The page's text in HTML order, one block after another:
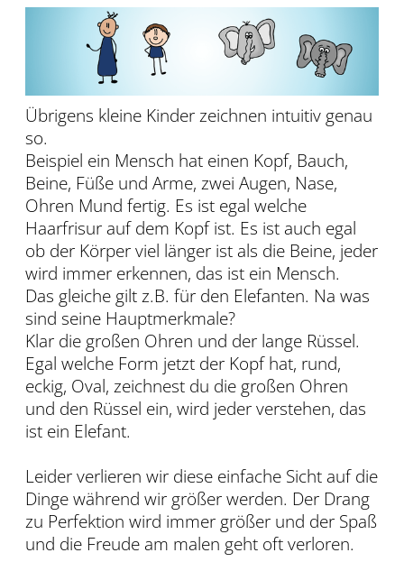
Übrigens kleine Kinder zeichnen intuitiv genau
so.
Beispiel ein Mensch hat einen Kopf, Bauch,
Beine, Füße und Arme, zwei Augen, Nase,
Ohren Mund fertig. Es ist egal welche
Haarfrisur auf dem Kopf ist. Es ist auch egal
ob der Körper viel länger ist als die Beine, jeder
wird immer erkennen, das ist ein Mensch.
Das gleiche gilt z.B. für den Elefanten. Na was
sind seine Hauptmerkmale?
Klar die großen Ohren und der lange Rüssel.
Egal welche Form jetzt der Kopf hat, rund,
eckig, Oval, zeichnest du die großen Ohren
und den Rüssel ein, wird jeder verstehen, das
ist ein Elefant.
Leider verlieren wir diese einfache Sicht auf die
Dinge während wir größer werden. Der Drang
zu Perfektion wird immer größer und der Spaß
und die Freude am malen geht oft verloren.